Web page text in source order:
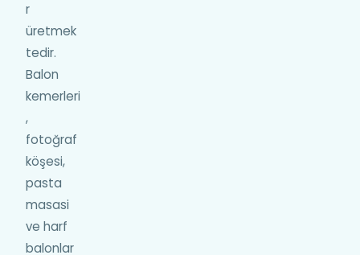
r
üretmek
tedir.
Balon
kemerleri
,
fotoğraf
köşesi,
pasta
masasi
ve harf
balonlar